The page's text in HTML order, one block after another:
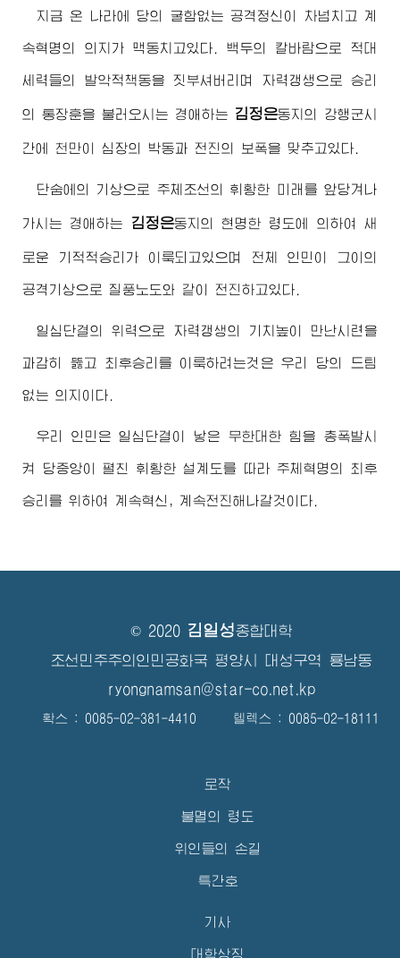
지금 온 나라에 당의 굴함없는 공격정신이 차넘치고 계
속혁명의 의지가 맥동치고있다. 백두의 칼바람으로 적대
세력들의 발악적책동을 짓부셔버리며 자력갱생으로 승리
의 통장훈을 불러오시는 경애하는 김정은동지 의 강행군시
간에 천만이 심장의 박동과 전진의 보폭을 맞추고있다.
단숨에의 기상으로 주체조선의 휘황한 미래를 앞당겨나
가시는 경애하는 김정은동지 의 현명한 령도에 의하여 새
로운 기적적승리가 이룩되고있으며 전체 인민이 그이의
공격기상으로 질풍노도와 같이 전진하고있다.
일심단결의 위력으로 자력갱생의 기치높이 만난시련을
과감히 뚫고 최후승리를 이룩하려는것은 우리 당의 드팀
없는 의지이다.
우리 인민은 일심단결이 낳은 무한대한 힘을 총폭발시
켜 당중앙이 펼친 휘황한 설계도를 따라 주체혁명의 최후
승리를 위하여 계속혁신, 계속전진해나갈것이다.
© 2020 김일성종합대학
조선민주주의인민공화국 평양시 대성구역 룡남동
ryongnamsan@star-co.net.kp
확스 : 0085-02-381-4410 텔렉스 : 0085-02-18111
로작
불멸의 령도
위인들의 손길
특간호
기사
대학상징